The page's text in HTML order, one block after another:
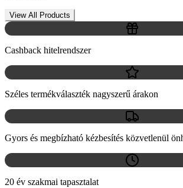
View All Products
Cashback hitelrendszer
Széles termékválaszték nagyszerű árakon
Gyors és megbízható kézbesítés közvetlenül
20 év szakmai tapasztalat